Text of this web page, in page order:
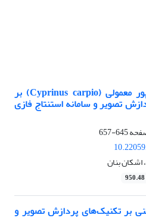
طبقه‌بندی هوشمند ماهی کپور معمولی (Cyprinus carpio) بر
تصویر و سامانه استنتاج فازی
645-657
اشکان بنان
بر تکنیک‌های پردازش تصویر و